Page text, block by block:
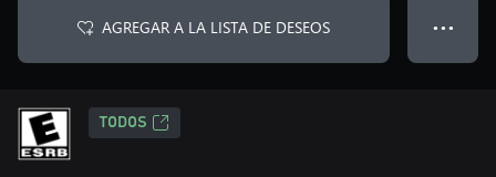
AGREGAR A LA LISTA DE DESEOS ● ● ●
TODOS